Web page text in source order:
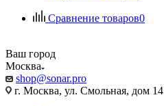
Сравнение товаров0
Ваш город
Москва
shop@sonar.pro
г. Москва, ул. Смольная, дом 14